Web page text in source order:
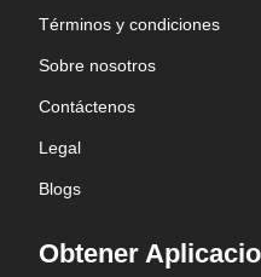
Términos y condiciones
Sobre nosotros
Contáctenos
Legal
Blogs
Obtener